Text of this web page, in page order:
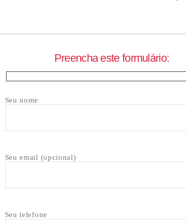
Preencha este formulário:
Seu nome
Seu email (opcional)
Seu telefone